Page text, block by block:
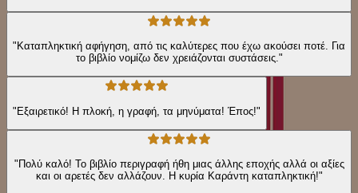
"Καταπληκτική αφήγηση, από τις καλύτερες που έχω ακούσει ποτέ. Για
το βιβλίο νομίζω δεν χρειάζονται συστάσεις."
"Εξαιρετικό! Η πλοκή, η γραφή, τα μηνύματα! Έπος!"
"Πολύ καλό! Το βιβλίο περιγραφή ήθη μιας άλλης εποχής αλλά οι αξίες
και οι αρετές δεν αλλάζουν. Η κυρία Καράντη καταπληκτική!"